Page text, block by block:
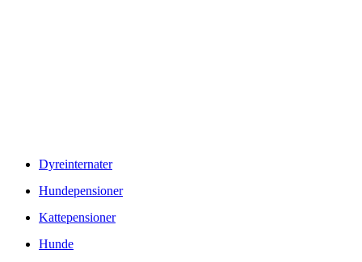
Dyreinternater
Hundepensioner
Kattepensioner
Hunde